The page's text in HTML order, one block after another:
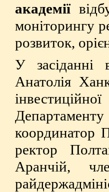
академії
моніторингу
розвиток,
У засіданні
Анатолія
координатор
ректор
Аранчій,